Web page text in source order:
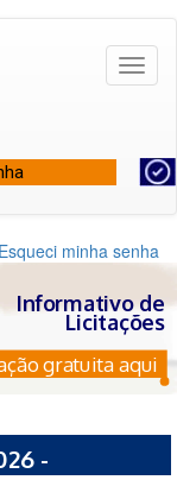
Esqueci minha senha
Informativo de
Licitações
gratuita aqui
-